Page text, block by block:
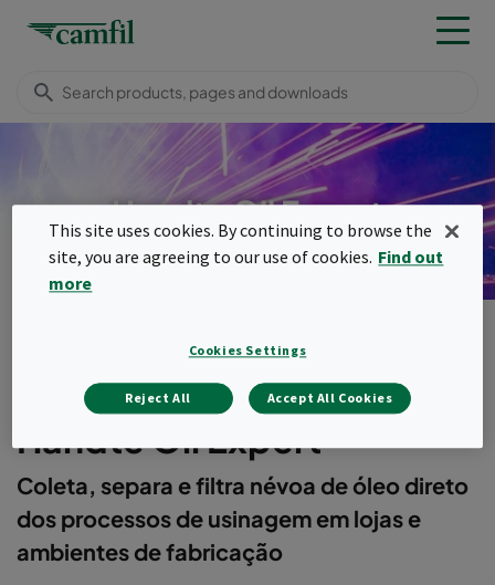
Handte Oil Expert
Handte Oil Expert
Coleta, separa e filtra névoa de óleo direto
dos processos de usinagem em lojas e
ambientes de fabricação
This site uses cookies. By continuing to browse the
site, you are agreeing to our use of cookies. Find out
more
Cookies Settings
Reject All Accept All Cookies